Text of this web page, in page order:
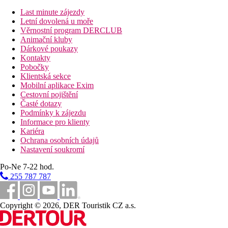
Vzdálenosti
62 km
Vzdálenost od nejbližšího letiště
0 m
Vzdálenost k pláži
42 km
Centrum města
5 km
Nákupy
Lehátka na pláži za poplatek
Slunečníky na pláži za poplatek
Hotel přímo u pláže
Plážová dovolená
Last minute zájezdy
Letní dovolená u moře
Věrnostní program DERCLUB
Animační kluby
Dárkové poukazy
Kontakty
Pobočky
Klientská sekce
Mobilní aplikace Exim
Cestovní pojištění
Časté dotazy
Podmínky k zájezdu
Informace pro klienty
Kariéra
Ochrana osobních údajů
Nastavení soukromí
Po-Ne 7-22 hod.
255 787 787
Copyright © 2026, DER Touristik CZ a.s.